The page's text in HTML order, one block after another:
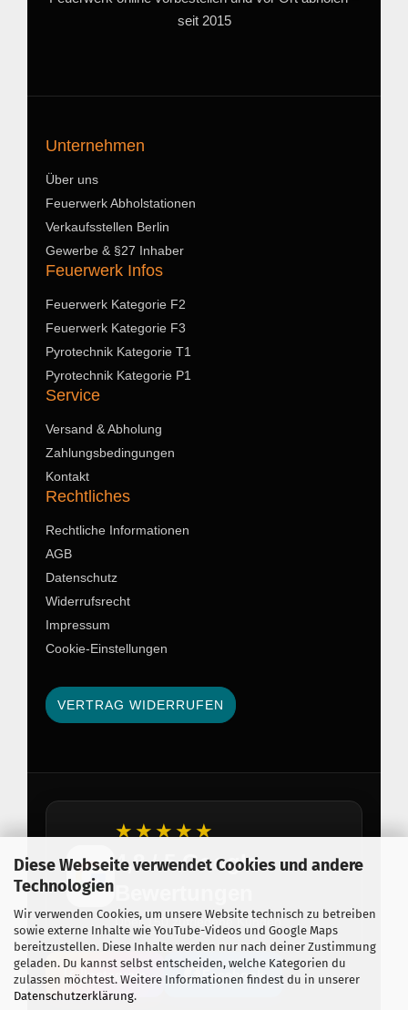
Diese Webseite verwendet Cookies und andere
Technologien
Wir verwenden Cookies, um unsere Website technisch zu betreiben
sowie externe Inhalte wie YouTube-Videos und Google Maps
bereitzustellen. Diese Inhalte werden nur nach deiner Zustimmung
geladen. Du kannst selbst entscheiden, welche Kategorien du
zulassen möchtest. Weitere Informationen findest du in unserer
Datenschutzerklärung.
seit 2015
Unternehmen
Über uns
Feuerwerk Abholstationen
Verkaufsstellen Berlin
Gewerbe & §27 Inhaber
Feuerwerk Infos
Feuerwerk Kategorie F2
Feuerwerk Kategorie F3
Pyrotechnik Kategorie T1
Pyrotechnik Kategorie P1
Service
Versand & Abholung
Zahlungsbedingungen
Kontakt
Rechtliches
Rechtliche Informationen
AGB
Datenschutz
Widerrufsrecht
Impressum
Cookie-Einstellungen
VERTRAG WIDERRUFEN
★★★★★
4,8 / 5 Google
Über 150 zufriedene Kunden
Instagram Facebook